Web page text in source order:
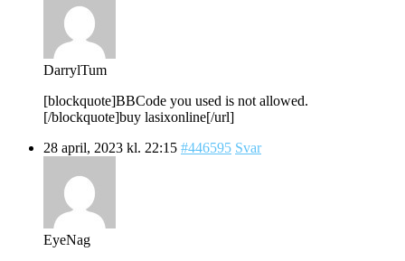
DarrylTum
[blockquote]BBCode you used is not allowed.
[/blockquote]buy lasixonline[/url]
28 april, 2023 kl. 22:15 #446595 Svar
EyeNag